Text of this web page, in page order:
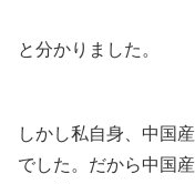
と分かりました。
しかし私自身、中国
でした。だから中国